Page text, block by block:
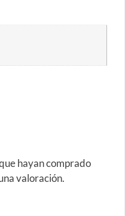
hayan comprado
valoración.